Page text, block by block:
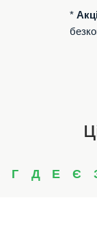
*
Г Д Е Є